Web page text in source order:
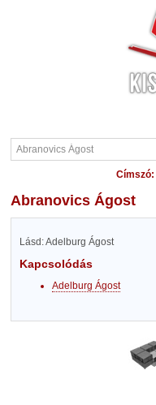
Címszó:
Abranovics Ágost
Lásd: Adelburg Ágost
Kapcsolódás
Adelburg Ágost